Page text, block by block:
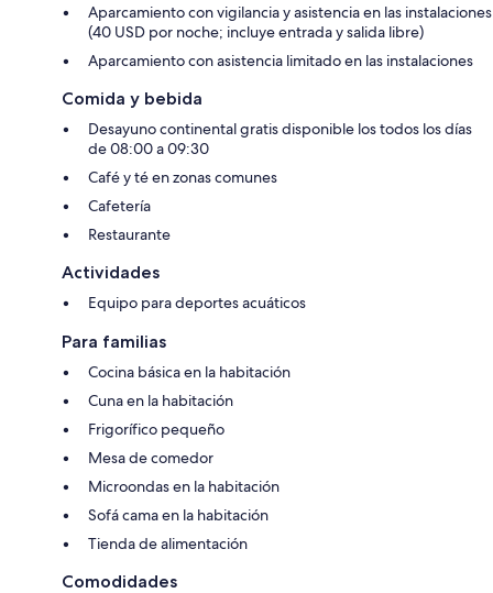
Aparcamiento con vigilancia y asistencia en las instalaciones
(40 USD por noche; incluye entrada y salida libre)
Aparcamiento con asistencia limitado en las instalaciones
Comida y bebida
Desayuno continental gratis disponible los todos los días
de 08:00 a 09:30
Café y té en zonas comunes
Cafetería
Restaurante
Actividades
Equipo para deportes acuáticos
Para familias
Cocina básica en la habitación
Cuna en la habitación
Frigorífico pequeño
Mesa de comedor
Microondas en la habitación
Sofá cama en la habitación
Tienda de alimentación
Comodidades